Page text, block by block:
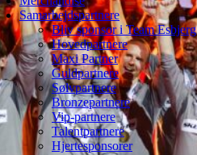
Samarbejdspartnere
Bliv sponsor i Team Esbjerg
Hovedpartnere
Maxi Partner
Guldpartnere
Sølvpartnere
Bronzepartnere
Vip-partnere
Talentpartnere
Hjertesponsorer